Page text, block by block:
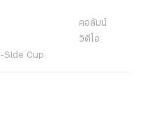
คอลัมน์
วิดีโอ
Side Cup